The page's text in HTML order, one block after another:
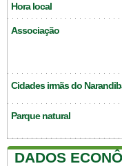
Hora local
Associação
Cidades irmãs do
Parque natural
DADOS